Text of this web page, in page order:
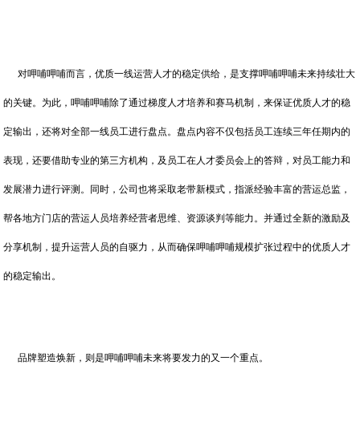
对呷哺呷哺而言，优质一线运营人才的稳定供给，是支撑呷哺呷哺未来持续壮大
的关键。为此，呷哺呷哺除了通过梯度人才培养和赛马机制，来保证优质人才的稳
定输出，还将对全部一线员工进行盘点。盘点内容不仅包括员工连续三年任期内的
表现，还要借助专业的第三方机构，及员工在人才委员会上的答辩，对员工能力和
发展潜力进行评测。同时，公司也将采取老带新模式，指派经验丰富的营运总监，
帮各地方门店的营运人员培养经营者思维、资源谈判等能力。并通过全新的激励及
分享机制，提升运营人员的自驱力，从而确保呷哺呷哺规模扩张过程中的优质人才
的稳定输出。
品牌塑造焕新，则是呷哺呷哺未来将要发力的又一个重点。